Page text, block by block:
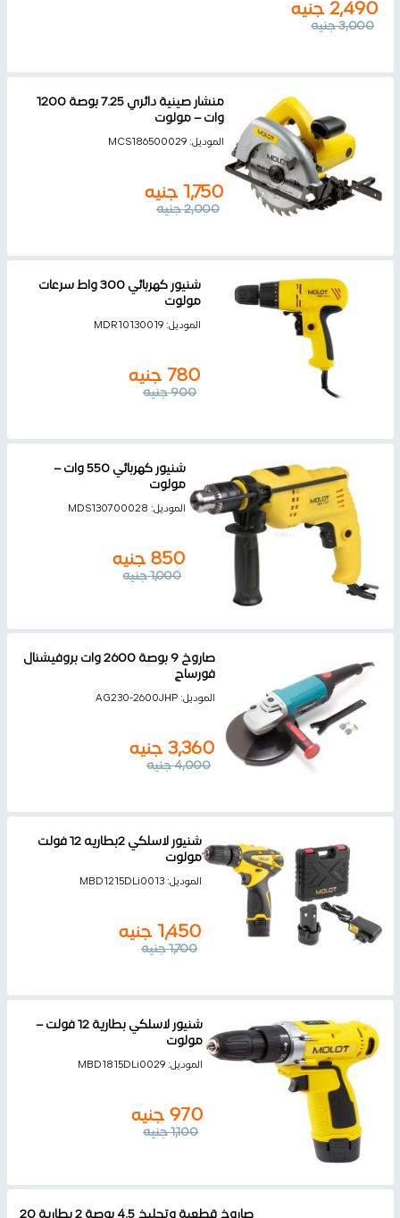
2,490 جنيه
3,000 جنيه
منشار صينية دائري 7.25 بوصة 1200
وات – مولوت
الموديل:MCS186500029
1,750 جنيه
2,000 جنيه
شنيور كهربائي 300 واط سرعات
مولوت
الموديل:MDR10130019
780 جنيه
900 جنيه
شنيور كهربائي 550 وات –
مولوت
الموديل: MDS130700028
850 جنيه
1,000 جنيه
صاروخ 9 بوصة 2600 وات بروفيشنال
فورساج
الموديل:AG230-2600JHP
3,360 جنيه
4,000 جنيه
شنيور لاسلكي 2بطاريه 12 فولت
مولوت
الموديل:MBD1215DLi0013
1,450 جنيه
1,700 جنيه
شنيور لاسلكي بطارية 12 فولت –
مولوت
الموديل: MBD1815DLi0029
970 جنيه
1,100 جنيه
صاروخ قطعية وتجليخ 4.5 بوصة 2 بطارية 20